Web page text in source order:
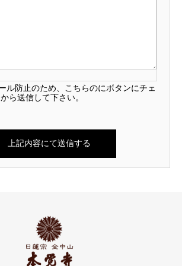
ル防止のため、こちらのにボタンにチェ
ら送信して下さい。